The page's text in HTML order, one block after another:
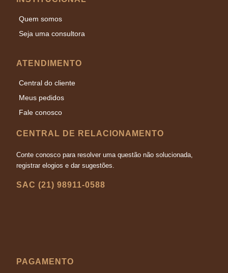
Quem somos
Seja uma consultora
ATENDIMENTO
Central do cliente
Meus pedidos
Fale conosco
CENTRAL DE RELACIONAMENTO
Conte conosco para resolver uma questão não solucionada,
registrar elogios e dar sugestões.
SAC (21) 98911-0588
PAGAMENTO